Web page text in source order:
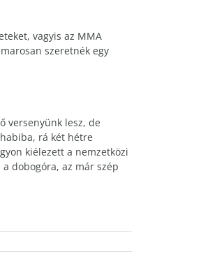
vagyis az MMA
szeretnék egy
versenyünk lesz, de
rá két hétre
kiélezett a nemzetközi
dobogóra, az már szép